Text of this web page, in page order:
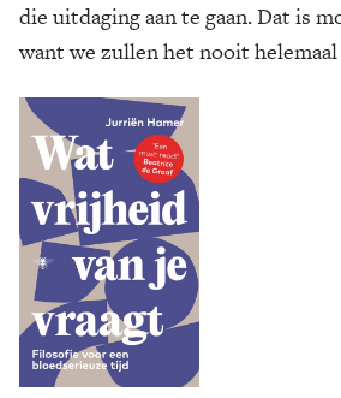
die uitdaging aan te gaan. Dat is
want we zullen het nooit helemaal